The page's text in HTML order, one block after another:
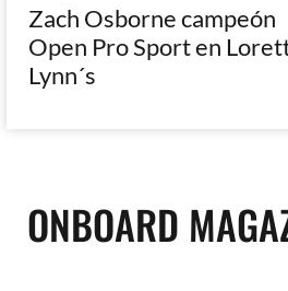
Zach Osborne campeón
Open Pro Sport en
Lynn´s
ONBOARD